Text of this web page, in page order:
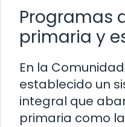
Programas
primaria y
En la
establecido un
integral que
primaria como